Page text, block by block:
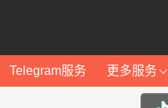
Telegram服务 更多服务